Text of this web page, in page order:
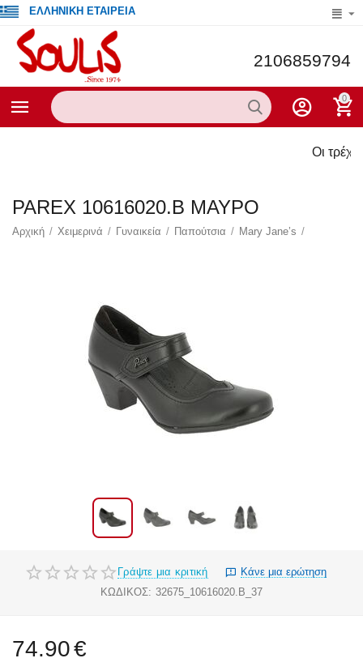
ΕΛΛΗΝΙΚΗ ΕΤΑΙΡΕΙΑ
2106859794
0
Οι τρέχουσες
PAREX 10616020.B ΜΑΥΡΟ
Αρχική / Χειμερινά / Γυναικεία / Παπούτσια / Mary Jane’s /
Γράψτε μια κριτική
Κάνε μια ερώτηση
ΚΩΔΙΚΟΣ: 32675_10616020.B_37
74.90€